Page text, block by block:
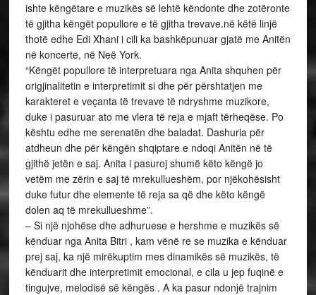
ishte këngëtare e muzikës së lehtë këndonte dhe zotëronte
të gjitha këngët popullore e të gjitha trevave.në këtë linjë
thotë edhe Edi Xhani i cili ka bashkëpunuar gjatë me Anitën
në koncerte, në Neë York.
“Këngët popullore të interpretuara nga Anita shquhen për
origjinalitetin e interpretimit si dhe për përshtatjen me
karakteret e veçanta të trevave të ndryshme muzikore,
duke i pasuruar ato me vlera të reja e mjaft tërheqëse. Po
kështu edhe me serenatën dhe baladat. Dashuria për
atdheun dhe për këngën shqiptare e ndoqi Anitën në të
gjithë jetën e saj. Anita i pasuroj shumë këto këngë jo
vetëm me zërin e saj të mrekullueshëm, por njëkohësisht
duke futur dhe elemente të reja sa që dhe këto këngë
dolen aq të mrekullueshme”.
– Si një njohëse dhe adhuruese e hershme e muzikës së
kënduar nga Anita Bitri , kam vënë re se muzika e kënduar
prej saj, ka një mirëkuptim mes dinamikës së muzikës, të
kënduarit dhe interpretimit emocional, e cila u jep fuqinë e
tingujve, melodisë së këngës . A ka pasur ndonjë trajnim